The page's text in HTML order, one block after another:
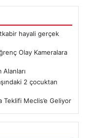
hayali gerçek
Olay Kameralara
2 çocuktan
Meclis’e Geliyor